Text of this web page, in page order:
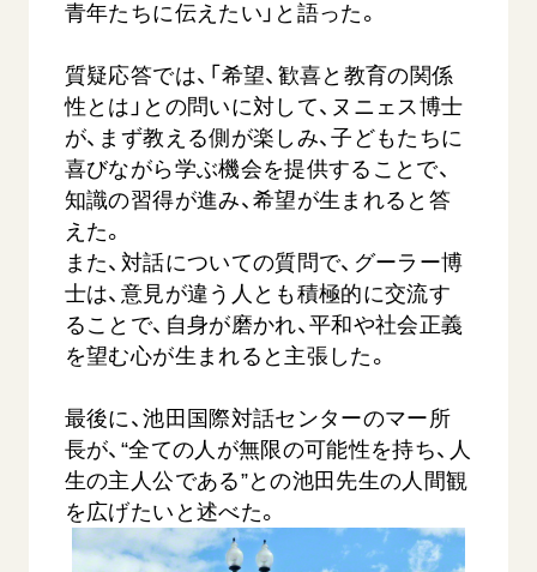
青年たちに伝えたい」と語った。
質疑応答では、「希望、歓喜と教育の関係
性とは」との問いに対して、ヌニェス博士
が、まず教える側が楽しみ、子どもたちに
喜びながら学ぶ機会を提供することで、
知識の習得が進み、希望が生まれると答
えた。
また、対話についての質問で、グーラー博
士は、意見が違う人とも積極的に交流す
ることで、自身が磨かれ、平和や社会正義
を望む心が生まれると主張した。
最後に、池田国際対話センターのマー所
長が、“全ての人が無限の可能性を持ち、人
生の主人公である”との池田先生の人間観
を広げたいと述べた。